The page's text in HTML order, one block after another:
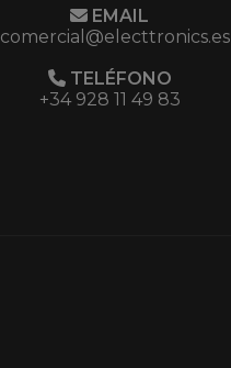
EMAIL
comercial@electtronics.es
TELÉFONO
+34 928 11 49 83